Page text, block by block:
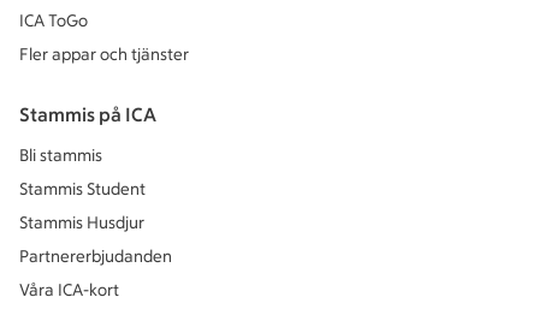
ICA ToGo
Fler appar och tjänster
Stammis på ICA
Bli stammis
Stammis Student
Stammis Husdjur
Partnererbjudanden
Våra ICA-kort